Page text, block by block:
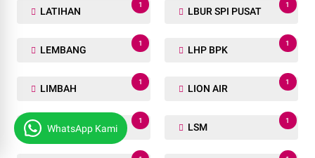
LATIHAN
1
LBUR SPI PUSAT
1
LEMBANG
1
LHP BPK
1
LIMBAH
1
LION AIR
1
LIRA
1
LSM
1
WhatsApp Kami